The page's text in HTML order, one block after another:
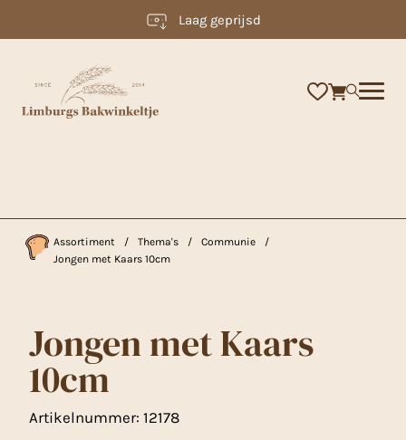
Laag geprijsd
Assortiment / Thema's / Communie
/
Jongen met Kaars 10cm
Jongen met Kaars
10cm
Artikelnummer: 12178